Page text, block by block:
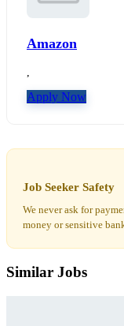
Amazon
,
Apply Now
Job Seeker Safety
We never ask for
money or sensitive
Similar Jobs